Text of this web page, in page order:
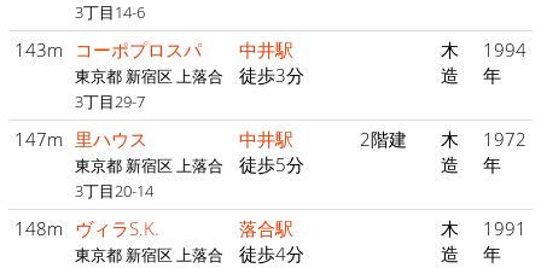
3丁目14-6
143m コーポプロスパ
東京都 新宿区 上落合
3丁目29-7
中井駅
徒歩3分
木
造
1994
年
147m 里ハウス
東京都 新宿区 上落合
3丁目20-14
中井駅
徒歩5分
2階建
木
造
1972
年
148m ヴィラS.K.
東京都 新宿区 上落合
落合駅
徒歩4分
木
造
1991
年